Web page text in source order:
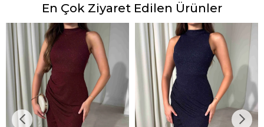
En Çok Ziyaret Edilen Ürünler